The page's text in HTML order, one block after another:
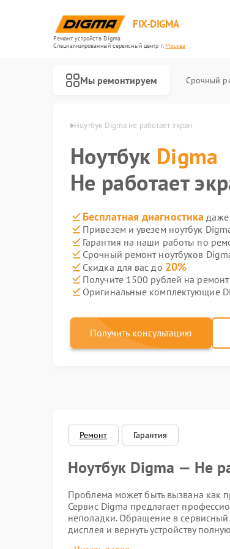
FIX-DIGMA
Ремонт устройств Digma
Специализированный cервисный центр г.Москва
Мы ремонтируем Срочный
Ноутбук Digma не работает экран
Ноутбук Digma
Не работает
Бесплатная диагностика даже
Привезем и увезем ноутбук
Гарантия на наши работы по
Срочный ремонт ноутбуков
Скидка для вас до 20%
Получите 1500 рублей на ремонт
Оригинальные комплектующие
Получить консультацию
Ремонт Гарантия
Ноутбук Digma — Не
Проблема может быть вызвана как
Сервис Digma предлагает
неполадки. Обращение в сервисный
дисплея и вернуть устройству